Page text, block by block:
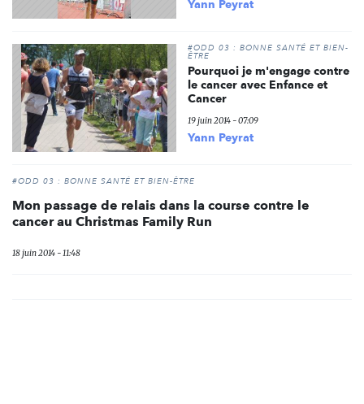
Yann Peyrat
#ODD 03 : BONNE SANTÉ ET BIEN-
ÊTRE
Pourquoi je m'engage contre
le cancer avec Enfance et
Cancer
19 juin 2014 - 07:09
Yann Peyrat
#ODD 03 : BONNE SANTÉ ET BIEN-ÊTRE
Mon passage de relais dans la course contre le
cancer au Christmas Family Run
18 juin 2014 - 11:48